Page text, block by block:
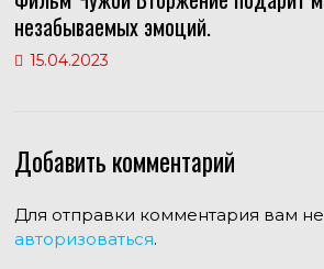
незабываемых эмоций.
15.04.2023
Добавить комментарий
Для отправки комментария вам
авторизоваться.